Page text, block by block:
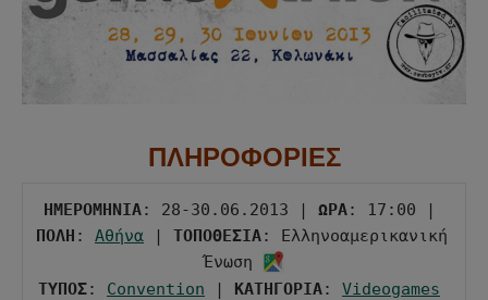
ΠΛΗΡΟΦΟΡΙΕΣ
ΗΜΕΡΟΜΗΝΙΑ: 28-30.06.2013 | ΩΡΑ
ΠΟΛΗ : Αθήνα ΤΟΠΟΘΕΣΙΑ: Ελληνοαμερικανική
Ένωση
ΤΥΠΟΣ: Convention | ΚΑΤΗΓΟΡΙΑ: Videogames